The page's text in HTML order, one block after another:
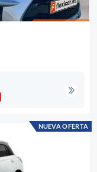
NUEVA OFERTA